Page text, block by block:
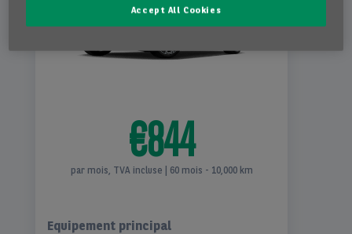
€844
par mois, TVA incluse | 60 mois - 10,000 km
Equipement principal
Accept All Cookies